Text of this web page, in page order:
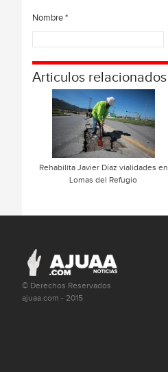
Nombre*
Articulos relacionados
Rehabilita Javier Díaz vialidades en
Lomas del Refugio
© Derechos Reservados
ajuaa.com - 2015